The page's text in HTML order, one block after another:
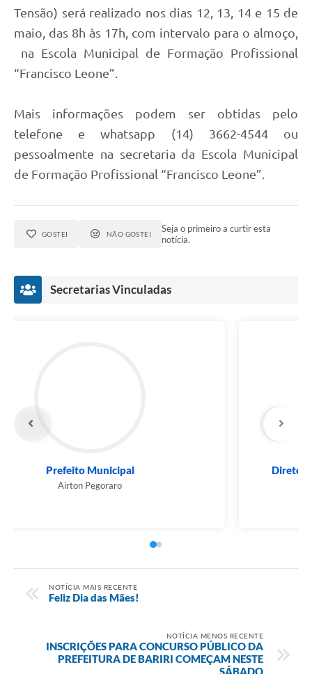
Tensão) será realizado nos dias 12, 13, 14 e 15 de
maio, das 8h às 17h, com intervalo para o almoço,
na Escola Municipal de Formação Profissional
“Francisco Leone”.
Mais informações podem ser obtidas pelo
telefone e whatsapp (14) 3662-4544 ou
pessoalmente na secretaria da Escola Municipal
de Formação Profissional “Francisco Leone”.
GOSTEI NÃO GOSTEI
Seja o primeiro a curtir esta
notícia.
Secretarias Vinculadas
Prefeito Municipal
NOTÍCIA MAIS RECENTE
Feliz Dia das Mães!
NOTÍCIA MENOS RECENTE
INSCRIÇÕES PARA CONCURSO PÚBLICO DA
PREFEITURA DE BARIRI COMEÇAM NESTE
SÁBADO